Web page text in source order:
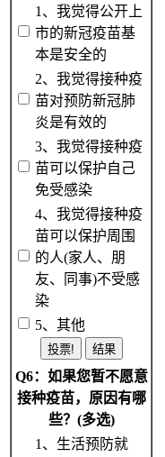
1、我觉得公开上
市的新冠疫苗基
本是安全的
2、我觉得接种疫
苗对预防新冠肺
炎是有效的
3、我觉得接种疫
苗可以保护自己
免受感染
4、我觉得接种疫
苗可以保护周围
的人(家人、朋
友、同事)不受感
染
5、其他
Q6：如果您暂不愿意
接种疫苗，原因有哪
些？(多选)
1、生活预防就